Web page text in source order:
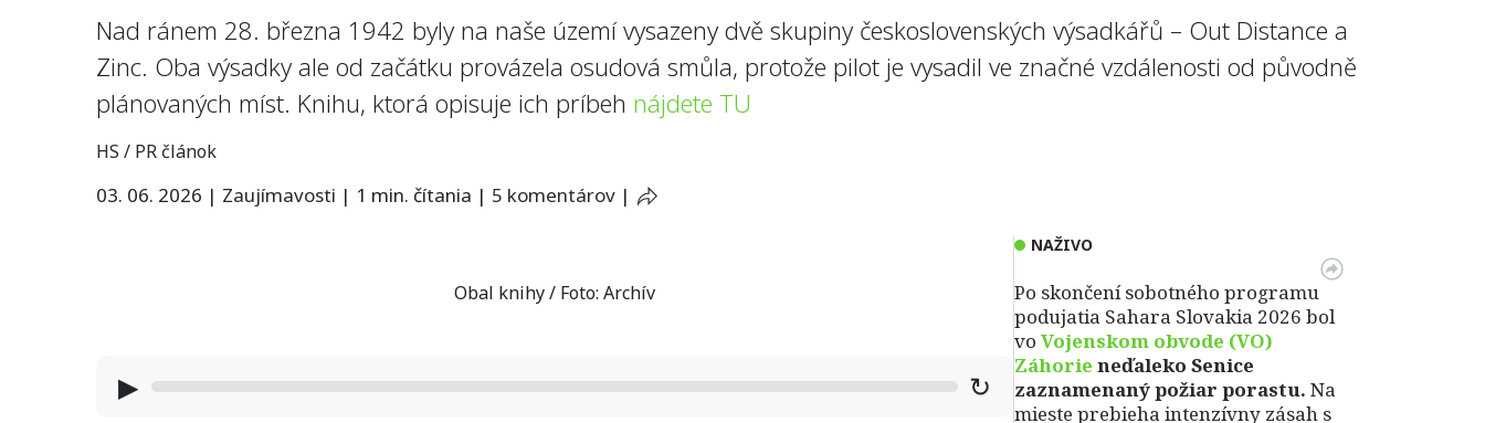
Nad ránem 28. března 1942 byly na naše území vysazeny dvě skupiny československých výsadkářů – Out Distance a
Zinc. Oba výsadky ale od začátku provázela osudová smůla, protože pilot je vysadil ve značné vzdálenosti od původně
plánovaných míst. Knihu, ktorá opisuje ich príbeh nájdete TU
HS / PR článok
03. 06. 2026 | Zaujímavosti | 1 min. čítania | 5 komentárov |
Obal knihy / Foto: Archív
▶ ↻
NAŽIVO
Po skončení sobotného programu
podujatia Sahara Slovakia 2026 bol
vo Vojenskom obvode (VO)
Záhorie neďaleko Senice
zaznamenaný požiar porastu. Na
mieste prebieha intenzívny zásah s